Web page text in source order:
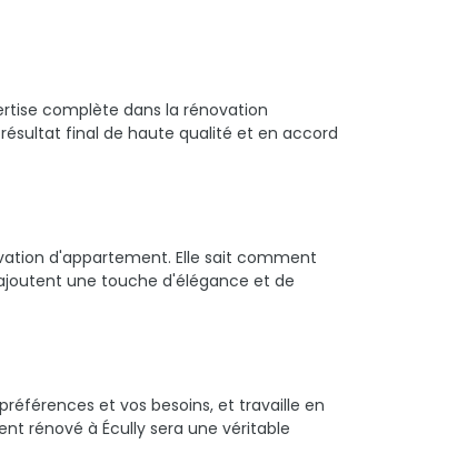
complète dans la rénovation
final de haute qualité et en accord
d'appartement. Elle sait comment
une touche d'élégance et de
et vos besoins, et travaille en
rénové à Écully sera une véritable